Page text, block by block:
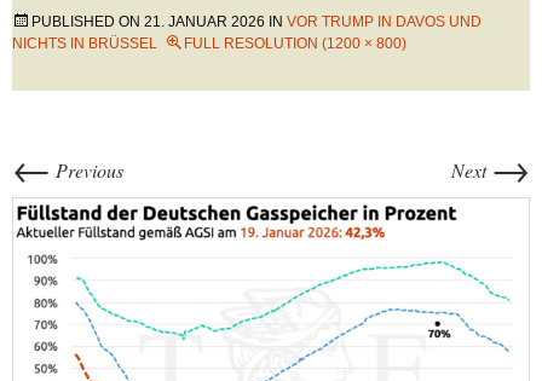
PUBLISHED ON 21. JANUAR 2026 IN VOR TRUMP IN DAVOS UND
NICHTS IN BRÜSSEL
FULL RESOLUTION (1200 × 800)
← Previous Next →